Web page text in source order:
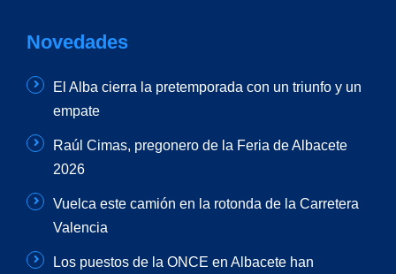
Novedades
El Alba cierra la pretemporada con un triunfo y un
empate
Raúl Cimas, pregonero de la Feria de Albacete
2026
Vuelca este camión en la rotonda de la Carretera
Valencia
Los puestos de la ONCE en Albacete han